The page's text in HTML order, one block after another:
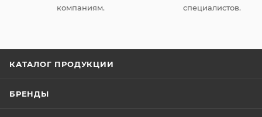
компаниям.
специалистов.
КАТАЛОГ ПРОДУКЦИИ
БРЕНДЫ